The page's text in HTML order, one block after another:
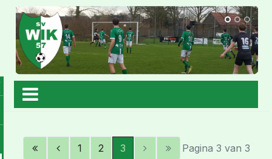
1 2 3 Pagina 3 van 3